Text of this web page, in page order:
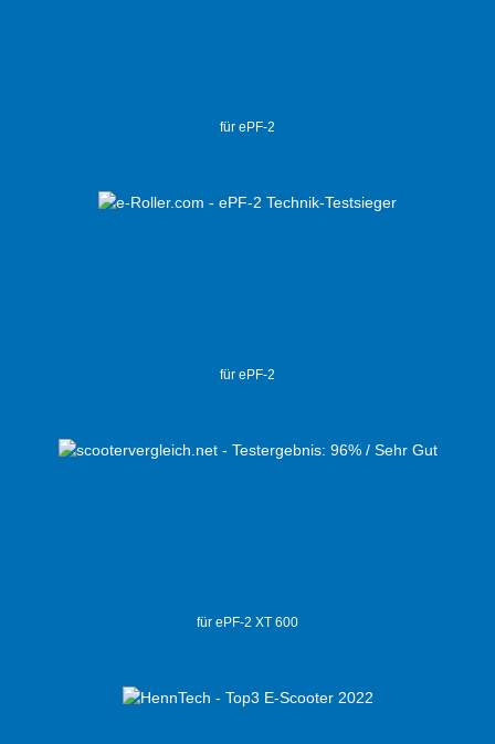
für ePF-2
für ePF-2
für ePF-2 XT 600